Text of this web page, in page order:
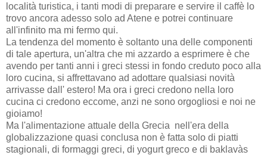
località turistica, i tanti modi di preparare e servire il caffè lo
trovo ancora adesso solo ad Atene e potrei continuare
all'infinito ma mi fermo qui.
La tendenza del momento è soltanto una delle componenti
di tale apertura, un'altra che mi azzardo a esprimere è che
avendo per tanti anni i greci stessi in fondo creduto poco alla
loro cucina, si affrettavano ad adottare qualsiasi novità
arrivasse dall' estero! Ma ora i greci credono nella loro
cucina ci credono eccome, anzi ne sono orgogliosi e noi ne
gioiamo!
Ma l'alimentazione attuale della Grecia nell'era della
globalizzazione quasi conclusa non è fatta solo di piatti
stagionali, di formaggi greci, di yogurt greco e di baklavàs